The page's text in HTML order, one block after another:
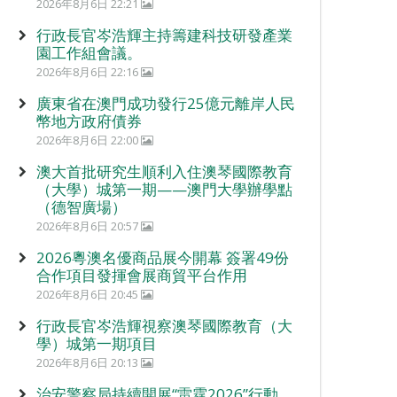
2026年8月6日 22:21
行政長官岑浩輝主持籌建科技研發產業
園工作組會議。
2026年8月6日 22:16
廣東省在澳門成功發行25億元離岸人民
幣地方政府債券
2026年8月6日 22:00
澳大首批研究生順利入住澳琴國際教育
（大學）城第一期——澳門大學辦學點
（德智廣場）
2026年8月6日 20:57
2026粵澳名優商品展今開幕 簽署49份
合作項目發揮會展商貿平台作用
2026年8月6日 20:45
行政長官岑浩輝視察澳琴國際教育（大
學）城第一期項目
2026年8月6日 20:13